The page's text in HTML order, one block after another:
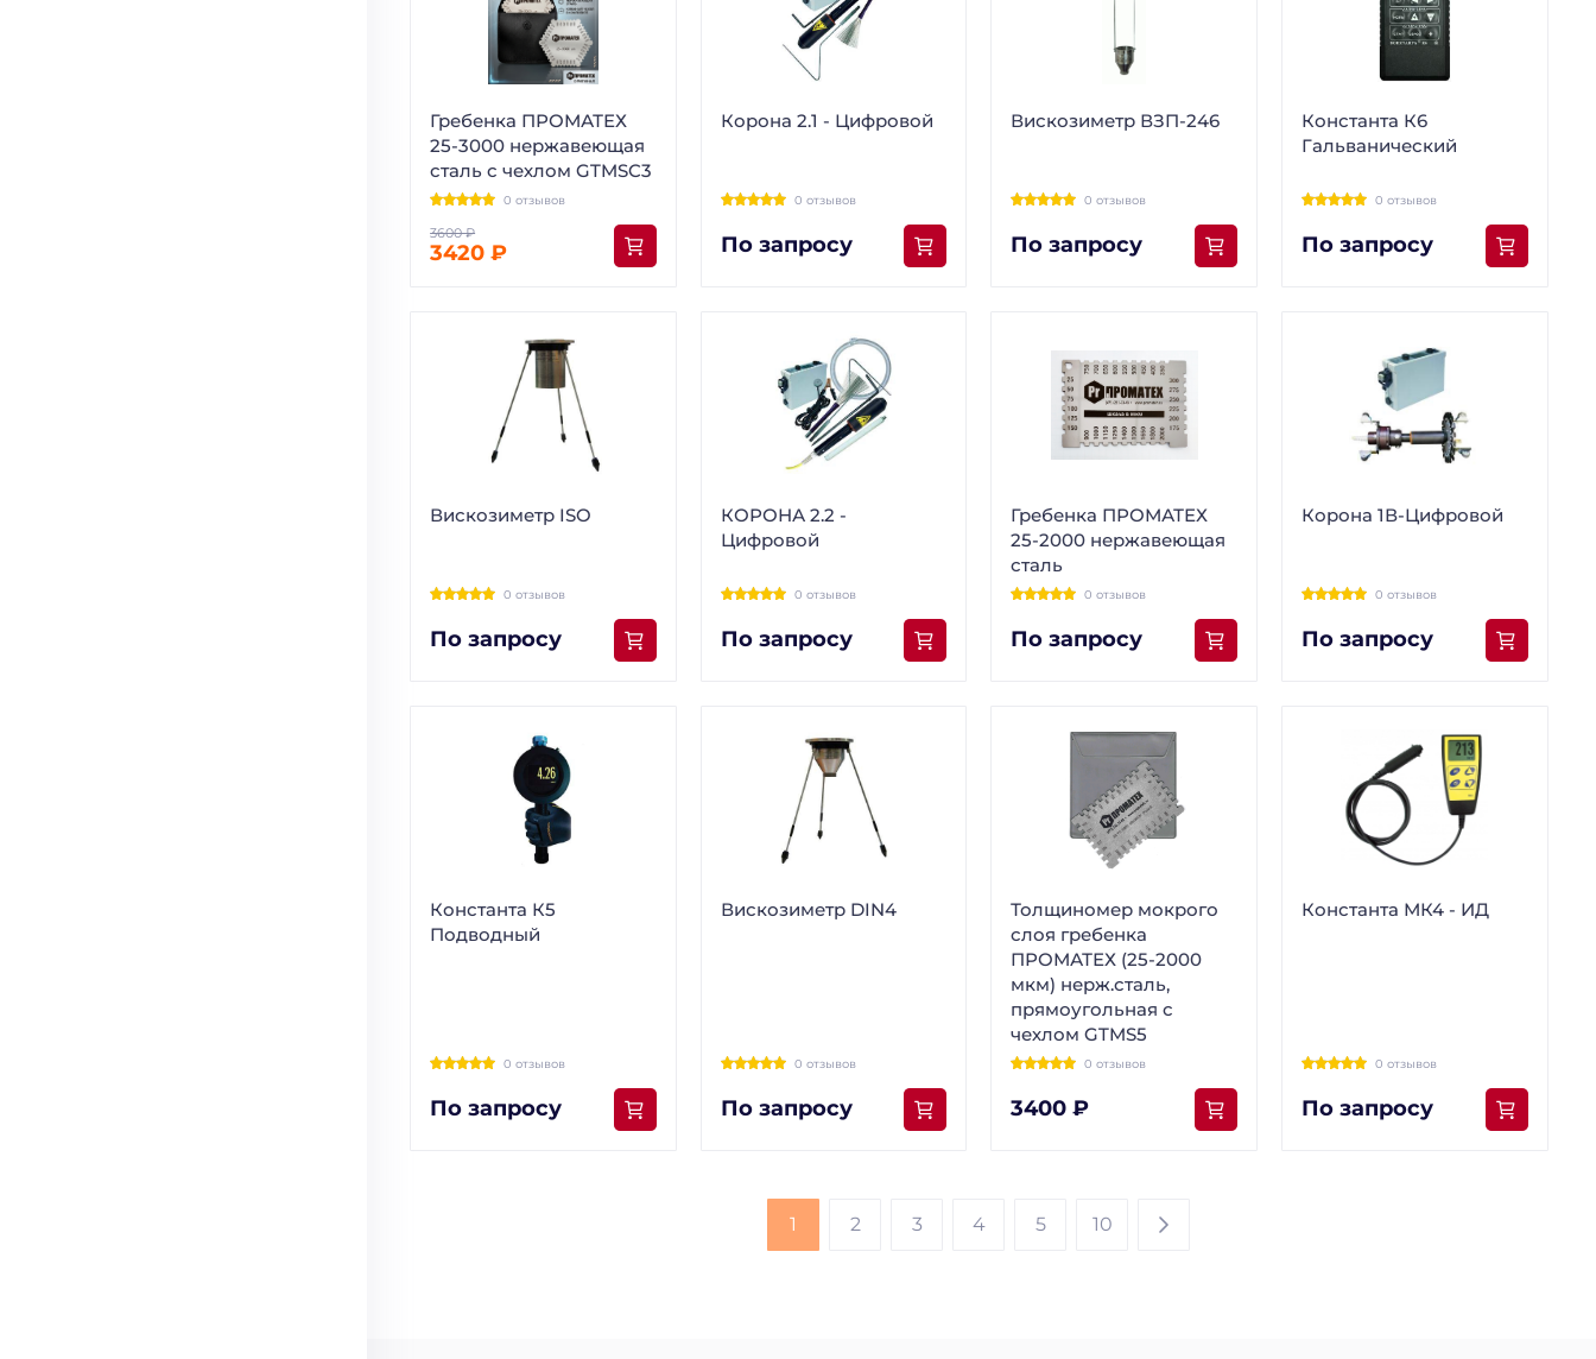
Гребенка ПРОМАТЕХ
25-3000 нержавеющая
сталь с чехлом GTMSC3
0 отзывов
3420 ₽
Корона 2.1 - Цифровой
0 отзывов
По запросу
Вискозиметр ВЗП-246
0 отзывов
По запросу
Константа К6
Гальванический
0 отзывов
По запросу
Вискозиметр ISO
0 отзывов
По запросу
КОРОНА 2.2 -
Цифровой
0 отзывов
По запросу
Гребенка ПРОМАТЕХ
25-2000 нержавеющая
сталь
0 отзывов
По запросу
Корона 1В-Цифровой
0 отзывов
По запросу
Константа К5
Подводный
0 отзывов
По запросу
Вискозиметр DIN4
0 отзывов
По запросу
Толщиномер мокрого
слоя гребенка
ПРОМАТЕХ (25-2000
мкм) нерж.сталь,
прямоугольная с
чехлом GTMS5
0 отзывов
3400 ₽
Константа МК4 - ИД
0 отзывов
По запросу
1 2 3 4 5 10